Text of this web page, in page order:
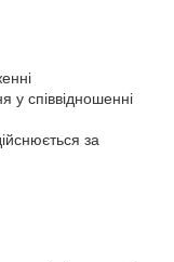
у співвідношенні
за